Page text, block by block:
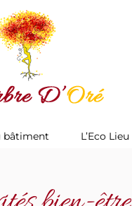
bâtiment L’Eco Lieu
bien-être